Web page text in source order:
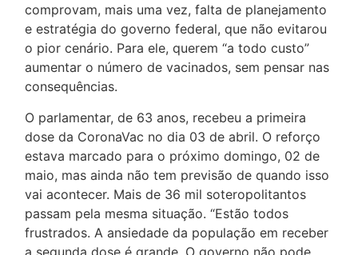
comprovam, mais uma vez, falta de planejamento
e estratégia do governo federal, que não evitarou
o pior cenário. Para ele, querem “a todo custo”
aumentar o número de vacinados, sem pensar nas
consequências.
O parlamentar, de 63 anos, recebeu a primeira
dose da CoronaVac no dia 03 de abril. O reforço
estava marcado para o próximo domingo, 02 de
maio, mas ainda não tem previsão de quando isso
vai acontecer. Mais de 36 mil soteropolitantos
passam pela mesma situação. “Estão todos
frustrados. A ansiedade da população em receber
a segunda dose é grande. O governo não pode